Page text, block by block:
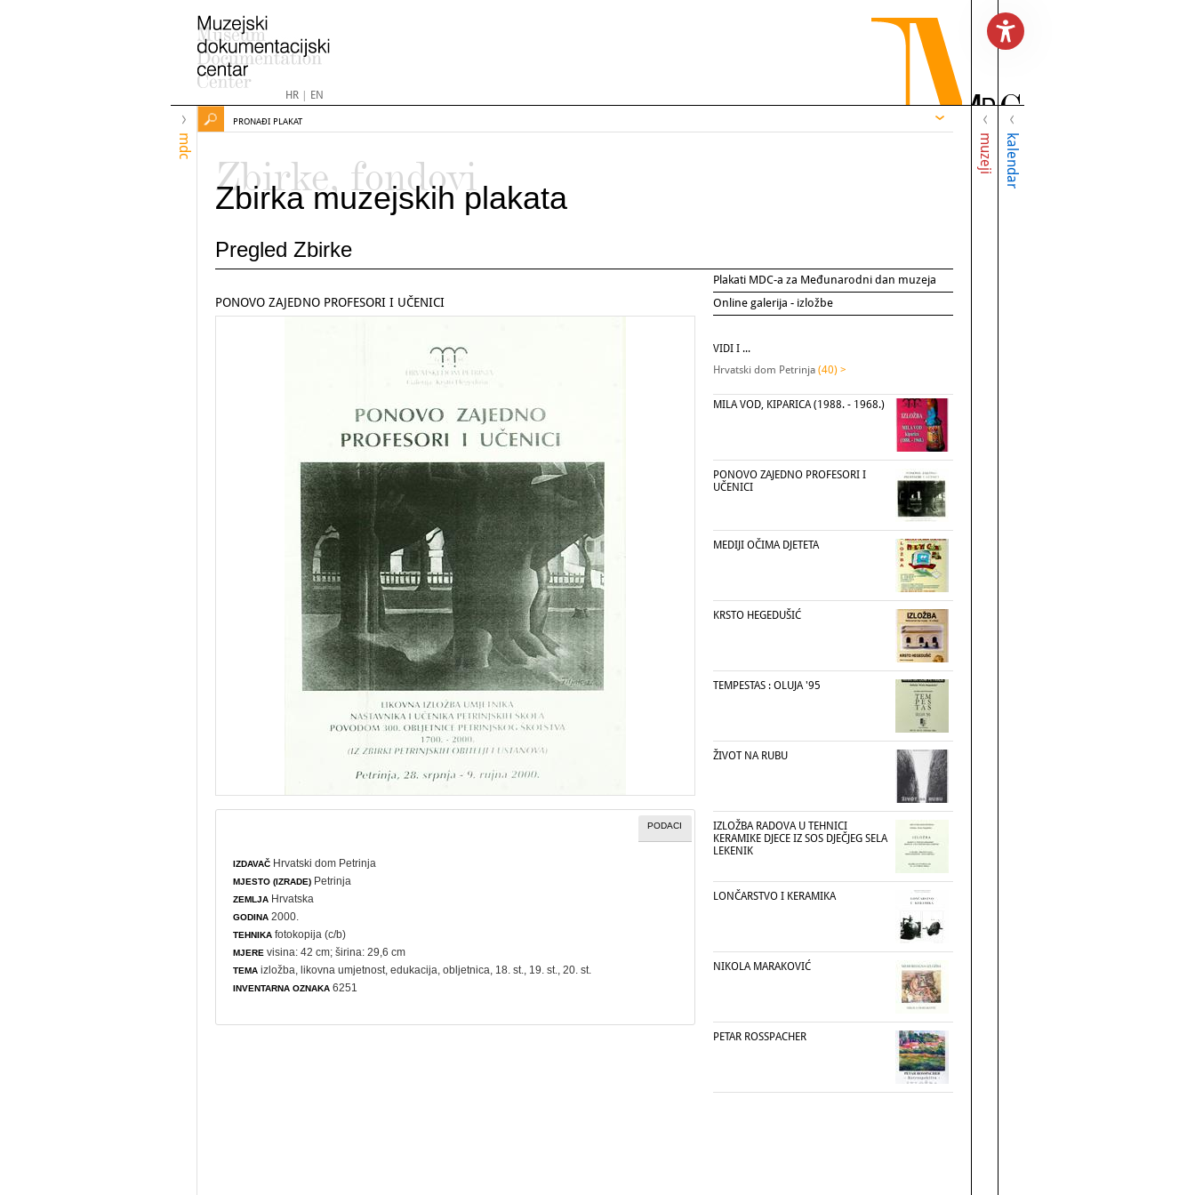
HR| EN
mdc muzeji kalendar
PRONAĐI PLAKAT
Zbirke, fondovi
Zbirka muzejskih plakata
Pregled Zbirke
Plakati MDC-a za Međunarodni dan muzeja
Online galerija - izložbe
PONOVO ZAJEDNO PROFESORI I UČENICI
PODACI
IZDAVAČ Hrvatski dom Petrinja
MJESTO (IZRADE) Petrinja
ZEMLJA Hrvatska
GODINA 2000.
TEHNIKA fotokopija (c/b)
MJERE visina: 42 cm; širina: 29,6 cm
TEMA izložba ,likovna umjetnost ,edukacija ,obljetnica , 18. st., 19. st., 20. st.
INVENTARNA OZNAKA 6251
VIDI I ...
Hrvatski dom Petrinja (40) >
MILA VOD, KIPARICA (1988. - 1968.)
PONOVO ZAJEDNO PROFESORI I
UČENICI
MEDIJI OČIMA DJETETA
KRSTO HEGEDUŠIĆ
TEMPESTAS : OLUJA '95
ŽIVOT NA RUBU
IZLOŽBA RADOVA U TEHNICI
KERAMIKE DJECE IZ SOS DJEČJEG SELA
LEKENIK
LONČARSTVO I KERAMIKA
NIKOLA MARAKOVIĆ
PETAR ROSSPACHER